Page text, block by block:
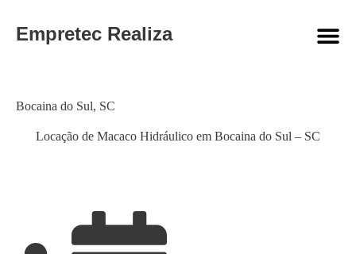
Empretec Realiza
Locação de Macaco Hidráulico em Bocaina do Sul – SC
Category
Bocaina do Sul, SC